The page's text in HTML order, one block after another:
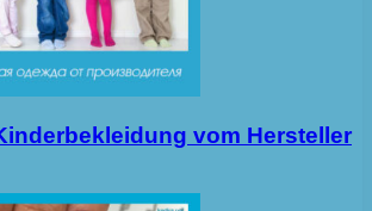
vom Hersteller